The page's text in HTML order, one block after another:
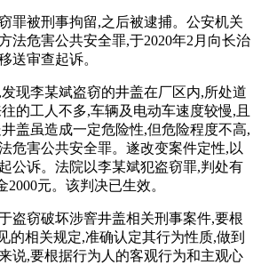
罪被刑事拘留,之后被逮捕。公安机关
法危害公共安全罪,于2020年2月向长治
送审查起诉。
现李某斌盗窃的井盖在厂区内,所处道
的工人不多,车辆及电动车速度较慢,且
盖虽造成一定危险性,但危险程度不高,
危害公共安全罪。遂改变案件定性,以
公诉。法院以李某斌犯盗窃罪,判处有
元。该判决已生效。
盗窃破坏涉窨井盖相关刑事案件,要根
的相关规定,准确认定其行为性质,做到
说,要根据行为人的客观行为和主观心